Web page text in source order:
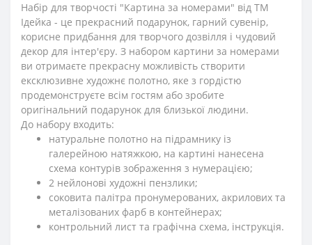
Набір для творчості "Картина за номерами" від ТМ
Ідейка - це прекрасний подарунок, гарний сувенір,
корисне придбання для творчого дозвілля і чудовий
декор для інтер'єру. З набором картини за номерами
ви отримаєте прекрасну можливість створити
ексклюзивне художнє полотно, яке з гордістю
продемонструєте всім гостям або зробите
оригінальний подарунок для близької людини.
До набору входить:
натуральне полотно на підрамнику із
галерейною натяжкою, на картині нанесена
схема контурів зображення з нумерацією;
2 нейлонові художні пензлики;
соковита палітра пронумерованих, акрилових та
металізованих фарб в контейнерах;
контрольний лист та графічна схема, інструкція.